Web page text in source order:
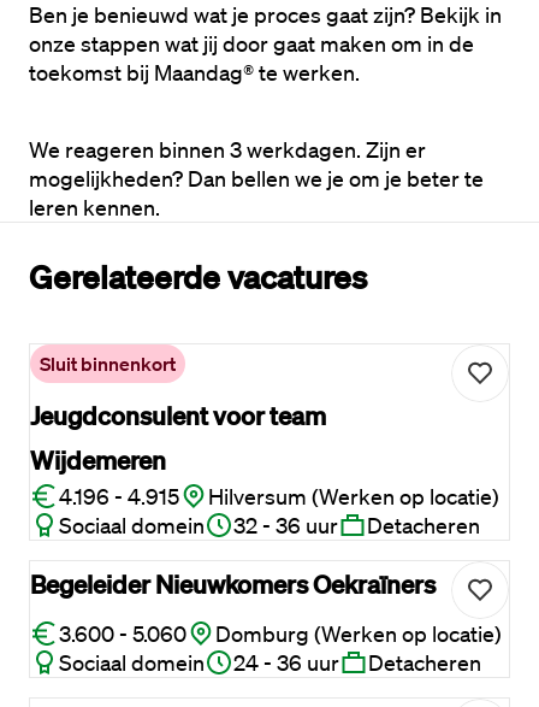
Ben je benieuwd wat je proces gaat zijn? Bekijk in
onze stappen wat jij door gaat maken om in de
toekomst bij Maandag® te werken.
We reageren binnen 3 werkdagen. Zijn er
mogelijkheden? Dan bellen we je om je beter te
leren kennen.
Gerelateerde vacatures
Sluit binnenkort
Jeugdconsulent voor team
Wijdemeren
4.196 - 4.915
Hilversum (Werken op locatie)
Sociaal domein
32 - 36 uur Detacheren
Begeleider Nieuwkomers Oekraïners
3.600 - 5.060
Domburg (Werken op locatie)
Sociaal domein
24 - 36 uur Detacheren